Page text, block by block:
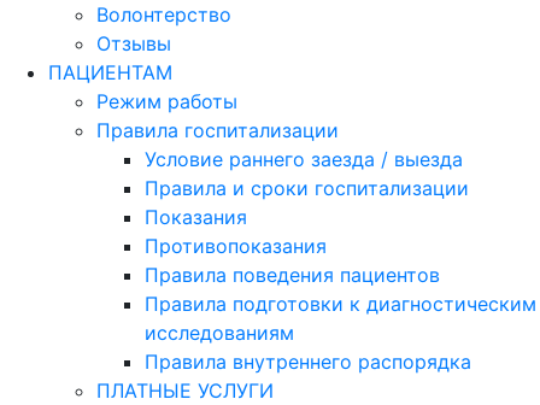
Волонтерство
Отзывы
ПАЦИЕНТАМ
Режим работы
Правила госпитализации
Условие раннего заезда / выезда
Правила и сроки госпитализации
Показания
Противопоказания
Правила поведения пациентов
Правила подготовки к диагностическим
исследованиям
Правила внутреннего распорядка
ПЛАТНЫЕ УСЛУГИ